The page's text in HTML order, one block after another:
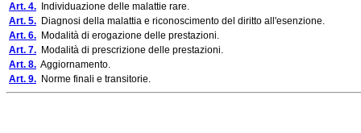
Art. 4. Individuazione delle malattie rare.
Art. 5. Diagnosi della malattia e riconoscimento del diritto all'esenzione.
Art. 6. Modalità di erogazione delle prestazioni.
Art. 7. Modalità di prescrizione delle prestazioni.
Art. 8. Aggiornamento.
Art. 9. Norme finali e transitorie.